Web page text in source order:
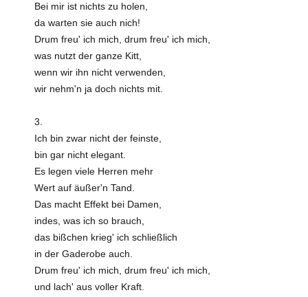
Bei mir ist nichts zu holen,
da warten sie auch nich!
Drum freu' ich mich, drum freu' ich mich,
was nutzt der ganze Kitt,
wenn wir ihn nicht verwenden,
wir nehm'n ja doch nichts mit.
3.
Ich bin zwar nicht der feinste,
bin gar nicht elegant.
Es legen viele Herren mehr
Wert auf äußer'n Tand.
Das macht Effekt bei Damen,
indes, was ich so brauch,
das bißchen krieg' ich schließlich
in der Gaderobe auch.
Drum freu' ich mich, drum freu' ich mich,
und lach' aus voller Kraft.